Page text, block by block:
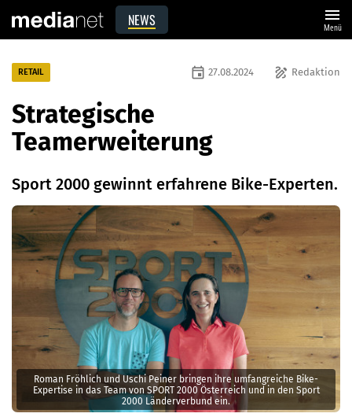
NEWS menu
Menü
Roman Fröhlich und Uschi Peiner bringen ihre umfangreiche Bike-
Expertise in das Team von SPORT 2000 Österreich und in den Sport
2000 Länderverbund ein.
RETAIL draw Redaktion
event 27.08.2024
Strategische
Teamerweiterung
Sport 2000 gewinnt erfahrene Bike-Experten.